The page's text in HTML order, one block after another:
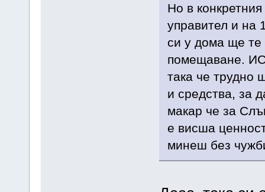
Но в
управител и на
си у дома ще те
помещаване. ИС
така че трудно
и средства, за
макар че за
е висша
минеш без